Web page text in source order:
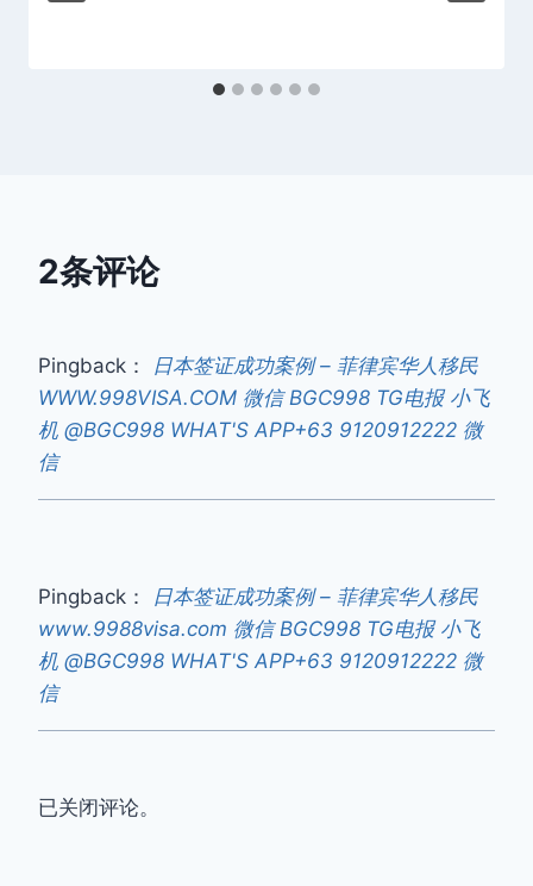
2条评论
Pingback：
日本签证成功案例 – 菲律宾华人移民
WWW.998VISA.COM 微信 BGC998 TG电报 小飞
机 @BGC998 WHAT'S APP+63 9120912222 微
信
Pingback：
日本签证成功案例 – 菲律宾华人移民
www.9988visa.com 微信 BGC998 TG电报 小飞
机 @BGC998 WHAT'S APP+63 9120912222 微
信
已关闭评论。